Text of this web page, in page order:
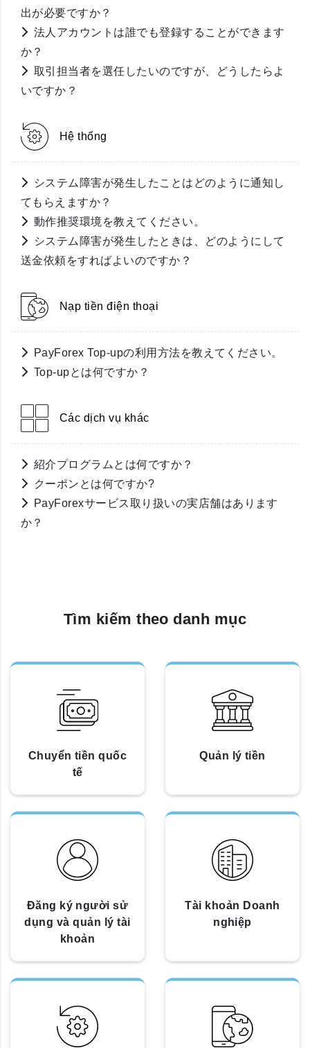
出が必要ですか？
法人アカウントは誰でも登録することができます
か？
取引担当者を選任したいのですが、どうしたらよ
いですか？
Hệ thống
システム障害が発生したことはどのように通知し
てもらえますか？
動作推奨環境を教えてください。
システム障害が発生したときは、どのようにして
送金依頼をすればよいのですか？
Nạp tiền điện thoại
PayForex Top-upの利用方法を教えてください。
Top-upとは何ですか？
Các dịch vụ khác
紹介プログラムとは何ですか？
クーポンとは何ですか?
PayForexサービス取り扱いの実店舗はあります
か？
Tìm kiếm theo danh mục
Chuyển tiền quốc
tế
Quản lý tiền
Đăng ký người sử
dụng và quản lý tài
khoản
Tài khoản Doanh
nghiệp